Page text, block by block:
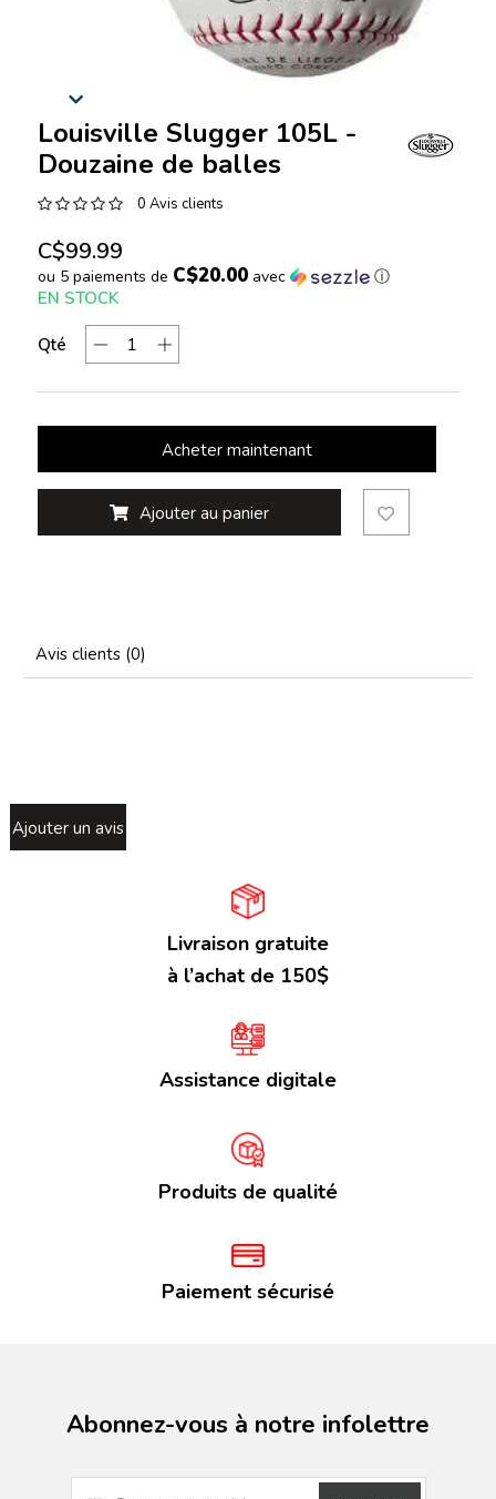
Louisville Slugger 105L -
Douzaine de balles
0 Avis clients
C$99.99
ou 5 paiements de C$20.00avec ⓘ
EN STOCK
Qté
Acheter maintenant
Ajouter au panier
Avis clients (0)
Ajouter un avis
Livraison gratuite
à l’achat de 150$
Assistance digitale
Produits de qualité
Paiement sécurisé
Abonnez-vous à notre infolettre